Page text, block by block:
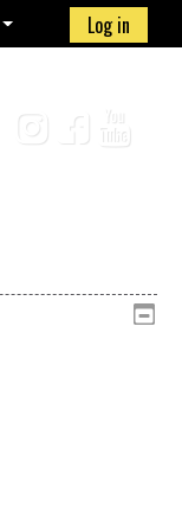
Log in